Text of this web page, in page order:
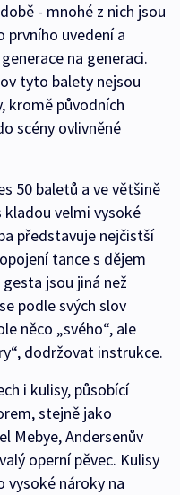
- mnohé z nich jsou
prvního uvedení a
na generaci.
tyto balety nejsou
kromě původních
scény ovlivněné
50 baletů a ve většině
velmi vysoké
představuje nejčistší
tance s dějem
jsou jiná než
podle svých slov
něco „svého“, ale
dodržovat instrukce.
i kulisy, působící
stejně jako
Mebye, Andersenův
operní pěvec. Kulisy
vysoké nároky na